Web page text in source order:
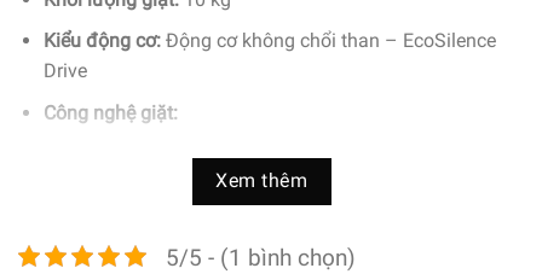
Kiểu động cơ:Động cơ không chổi than – EcoSilence
Drive
Công nghệ giặt:
Tự động cân chỉnh lượng nước phù hợp Active
Water Plus
Công nghệ giặt 4D
Xem thêm
5/5 - (1 bình chọn)